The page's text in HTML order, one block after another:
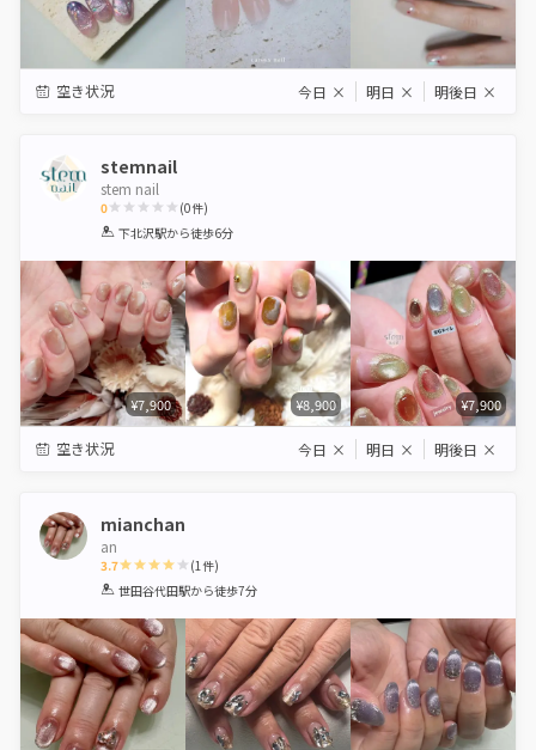
空き状況 今日 × 明日 × 明後日 ×
stemnail
stem nail
0
1 2 3 4 5
(0件)
下北沢駅から徒歩6分
¥7,900 ¥8,900 ¥7,900
空き状況 今日 × 明日 × 明後日 ×
mianchan
an
3.7
1 2 3 4 5
(1件)
世田谷代田駅から徒歩7分